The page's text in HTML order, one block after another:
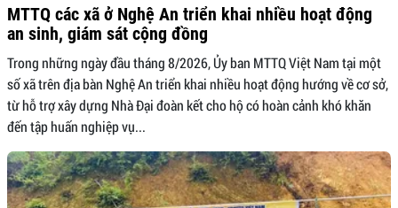
MTTQ các xã ở Nghệ An triển khai nhiều hoạt động
an sinh, giám sát cộng đồng
Trong những ngày đầu tháng 8/2026, Ủy ban MTTQ Việt Nam tại một
số xã trên địa bàn Nghệ An triển khai nhiều hoạt động hướng về cơ sở,
từ hỗ trợ xây dựng Nhà Đại đoàn kết cho hộ có hoàn cảnh khó khăn
đến tập huấn nghiệp vụ...